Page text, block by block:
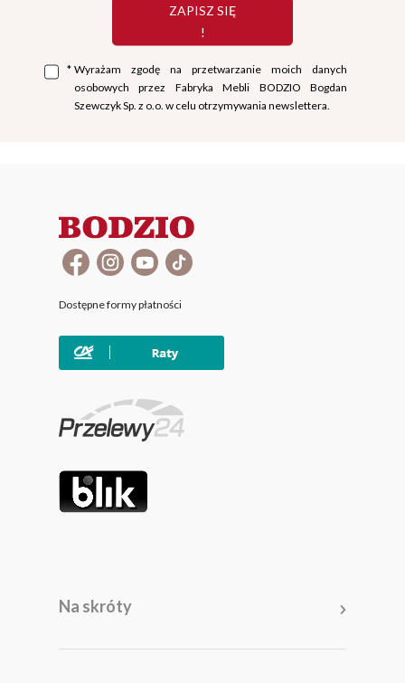
ZAPISZ SIĘ
!
* Wyrażam zgodę na przetwarzanie moich danych
osobowych przez Fabryka Mebli BODZIO Bogdan
Szewczyk Sp. z o.o. w celu otrzymywania newslettera.
Dostępne formy płatności
Na skróty